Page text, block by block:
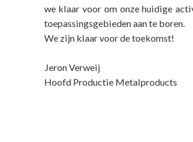
we klaar voor om onze huidige
toepassingsgebieden aan te boren.
We zijn klaar voor de toekomst!
Jeron Verweij
Hoofd Productie Metalproducts